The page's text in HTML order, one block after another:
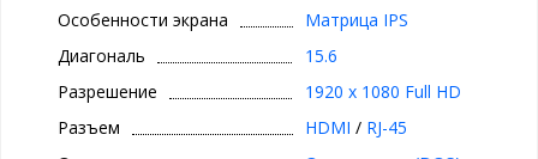
Особенности экрана
Матрица IPS
Диагональ
15.6
Разрешение
1920 x 1080 Full HD
Разъем
HDMI / RJ-45